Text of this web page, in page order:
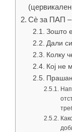
Сè за ПАП –
Зошто
Дали
Колку
Кој не